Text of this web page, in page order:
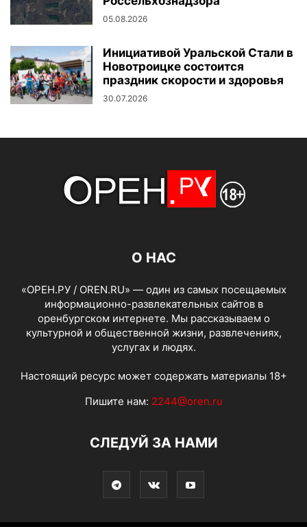
05.08.2026
Инициативой Уральской Стали в
Новотроицке состоится
праздник скорости и здоровья
30.07.2026
О НАС
«ОРЕН.РУ / OREN.RU» — один из самых посещаемых
информационно-развлекательных сайтов в
оренбургском интернете. Мы рассказываем о
культурной и общественной жизни, развлечениях,
услугах и людях.
Настоящий ресурс может содержать материалы 18+
Пишите нам: 2244@oren.ru
СЛЕДУЙ ЗА НАМИ